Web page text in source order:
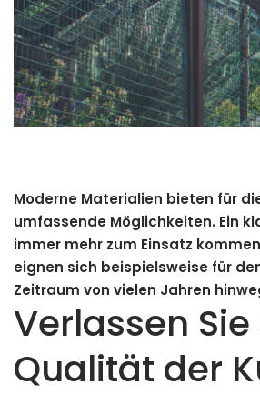
Moderne Materialien bieten für
umfassende Möglichkeiten. Ein
immer mehr zum Einsatz
eignen sich beispielsweise für
Zeitraum von vielen Jahren
Verlassen
Qualität der